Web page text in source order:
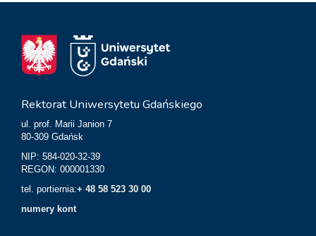
Rektorat Uniwersytetu Gdańskiego
ul. prof. Marii Janion 7
80-309 Gdańsk
NIP: 584-020-32-39
REGON: 000001330
tel. portiernia:+ 48 58 523 30 00
numery kont